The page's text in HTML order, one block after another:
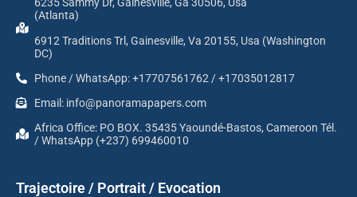
(Atlanta)
6912 Traditions Trl, Gainesville, Va 20155, Usa (Washington
DC)
Phone / WhatsApp: +17707561762 / +17035012817
Email: info@panoramapapers.com
Africa Office: PO BOX. 35435 Yaoundé-Bastos, Cameroon Tél.
/ WhatsApp (+237) 699460010
Trajectoire / Portrait / Evocation